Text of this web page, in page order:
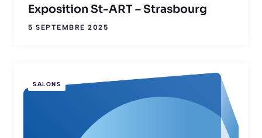
Exposition St-ART – Strasbourg
5 SEPTEMBRE 2025
SALONS